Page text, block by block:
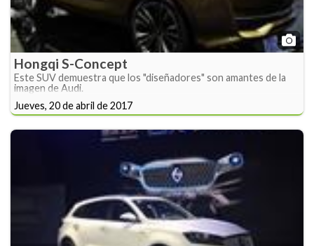
Hongqi S-Concept
Este SUV demuestra que los "diseñadores" son amantes de la
imagen de Audi.
Jueves, 20 de abril de 2017